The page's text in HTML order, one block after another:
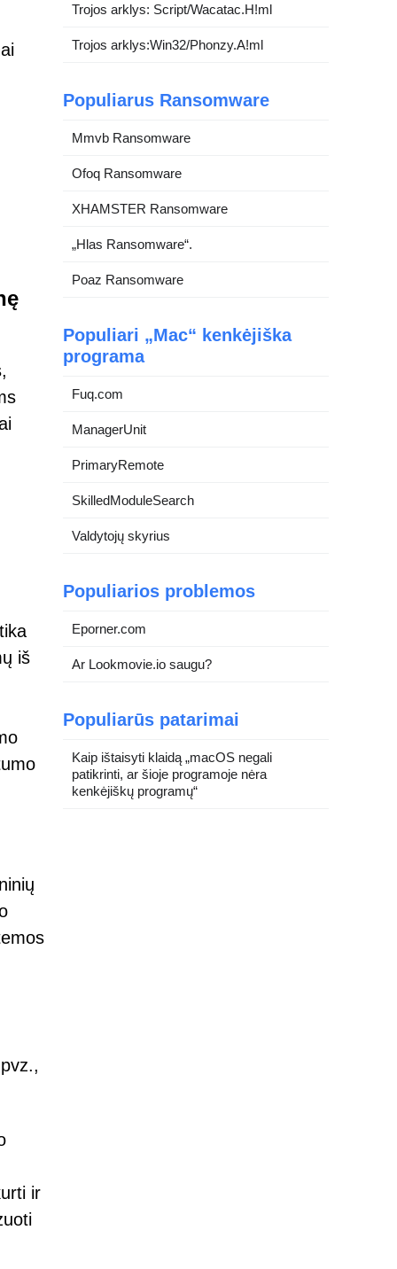
iš
ir
Trojos arklys: Script/Wacatac.H!ml
Trojos arklys:Win32/Phonzy.A!ml
Populiarus Ransomware
Mmvb Ransomware
Ofoq Ransomware
XHAMSTER Ransomware
„Hlas Ransomware“.
Poaz Ransomware
Populiari „Mac“ kenkėjiška
programa
Fuq.com
ManagerUnit
PrimaryRemote
SkilledModuleSearch
Valdytojų skyrius
Populiarios problemos
Eporner.com
Ar Lookmovie.io saugu?
Populiarūs patarimai
Kaip ištaisyti klaidą „macOS negali
patikrinti, ar šioje programoje nėra
kenkėjiškų programų“